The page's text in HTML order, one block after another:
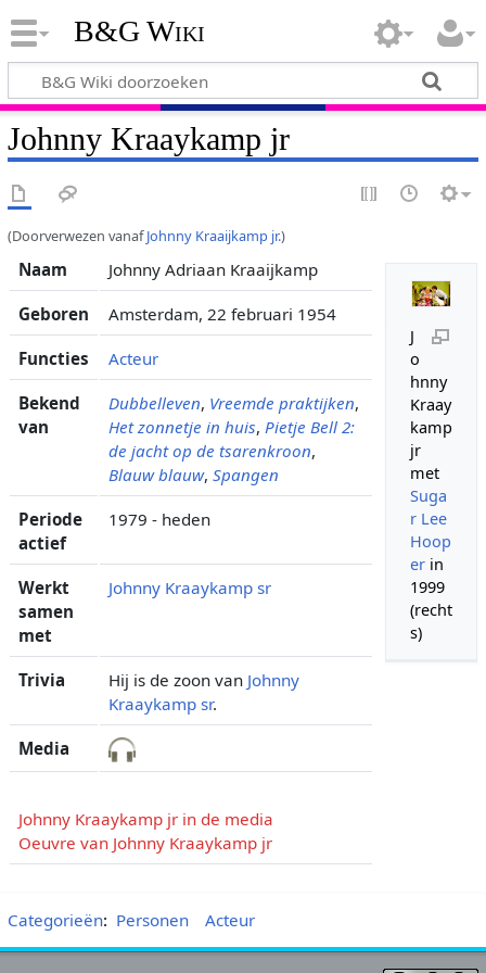
B&G Wiki
Johnny Kraaykamp jr
(Doorverwezen vanafJohnny Kraaijkamp jr.)
J
o
hnny
Kraay
kamp
jr
met
Suga
r Lee
Hoop
erin
1999
(recht
s)
Naam Johnny Adriaan Kraaijkamp
Geboren Amsterdam, 22 februari 1954
Functies Acteur
Bekend
van
Dubbelleven, Vreemde praktijken,
Het zonnetje in huis, Pietje Bell 2:
de jacht op de tsarenkroon,
Blauw blauw, Spangen
Periode
actief
1979 - heden
Werkt
samen
met
Johnny Kraaykamp sr
Trivia Hij is de zoon van Johnny
Kraaykamp sr.
Media
Johnny Kraaykamp jr in de media
Oeuvre van Johnny Kraaykamp jr
Categorieën: Personen Acteur